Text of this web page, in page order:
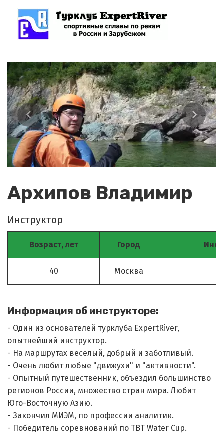
Архипов Владимир
Инструктор
Возраст, лет Город
40 Москва
Информация об инструкторе:
- Один из основателей турклуба ExpertRiver,
опытнейший инструктор.
- На маршрутах веселый, добрый и заботливый.
- Очень любит любые "движухи" и "активности".
- Опытный путешественник, объездил большинство
регионов России, множество стран мира. Любит
Юго-Восточную Азию.
- Закончил МИЭМ, по профессии аналитик.
- Победитель соревнований по ТВТ Water Cup.